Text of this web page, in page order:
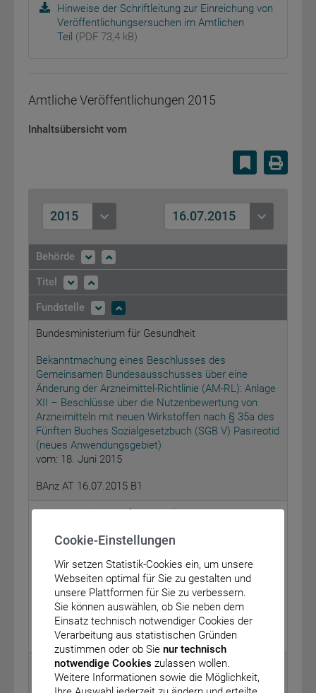
Hinweise der Schriftleitung zur Einreichung von
Veröffentlichungsersuchen im Amtlichen
Teil (PDF 73,4 kB)
Amtliche Veröffentlichungen 2015
Inhaltsübersicht vom
2015 16.07.2015
Behörde
Titel
Fundstelle
Bundesministerium für Gesundheit
Bekanntmachung eines Beschlusses des
Gemeinsamen Bundesausschusses über eine
Änderung der Arzneimittel-Richtlinie (AM-RL): Anlage
XII – Beschlüsse über die Nutzenbewertung von
Arzneimitteln mit neuen Wirkstoffen nach § 35a des
Fünften Buches Sozialgesetzbuch (SGB V) Pasireotid
(neues Anwendungsgebiet)
vom: 18. Juni 2015
BAnz AT 16.07.2015 B1
Bundesministerium für Umwelt, Naturschutz, Bau
Regel der Kommission für Anlagensicherheit (TRAS
320 – Vorkehrungen und Maßnahmen wegen der
Gefahrenquellen Wind sowie Schnee- und Eislasten)
vom: 15. Juni 2015
BAnz AT 16.07.2015 B2
Bundesministerium für Bildung und Forschung
Cookie-Einstellungen
Wir setzen Statistik-Cookies ein, um unsere
Webseiten optimal für Sie zu gestalten und
unsere Plattformen für Sie zu verbessern.
Sie können auswählen, ob Sie neben dem
Einsatz technisch notwendiger Cookies der
Verarbeitung aus statistischen Gründen
zustimmen oder ob Sie nur technisch
notwendige Cookies zulassen wollen.
Weitere Informationen sowie die Möglichkeit,